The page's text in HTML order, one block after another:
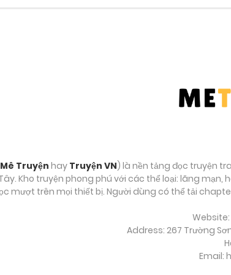
Mê Truyện hay Truyện VN) là nền tảng đọc truyện
Kho truyện phong phú với các thể loại: lãng
mượt trên mọi thiết bị. Người dùng có thể tải
Website:
Address: 267 Trường
Email: